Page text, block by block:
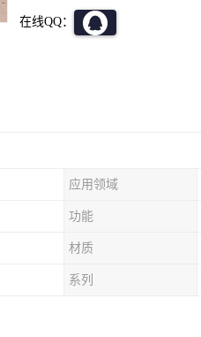
在线QQ：
应用领域
功能
材质
系列